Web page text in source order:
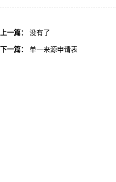
上一篇： 没有了
下一篇： 单一来源申请表